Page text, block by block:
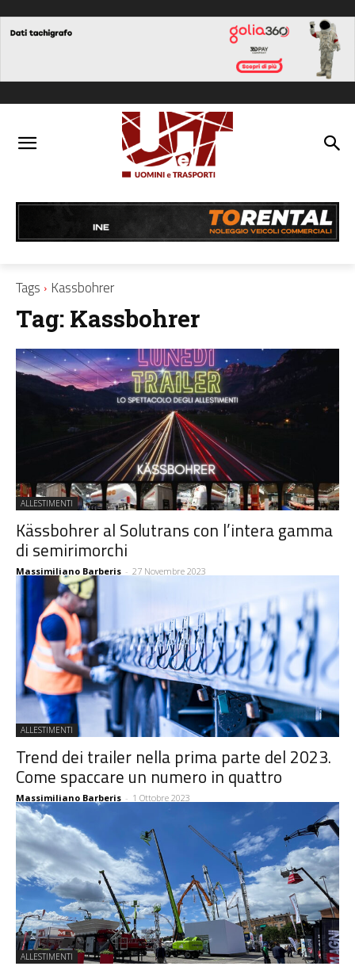
Tags Kassbohrer
Tag: Kassbohrer
ALLESTIMENTI
Kässbohrer al Solutrans con l’intera gamma
di semirimorchi
Massimiliano Barberis - 27 Novembre 2023
ALLESTIMENTI
Trend dei trailer nella prima parte del 2023.
Come spaccare un numero in quattro
Massimiliano Barberis - 1 Ottobre 2023
ALLESTIMENTI